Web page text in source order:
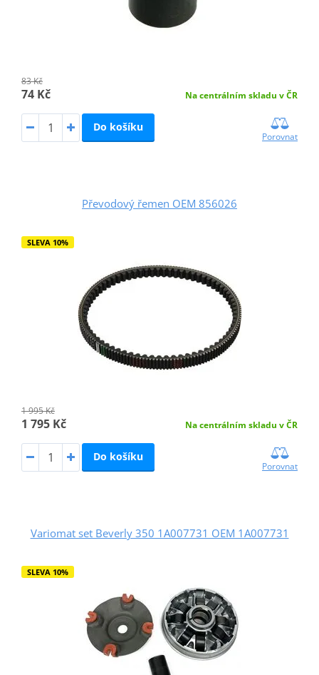
83 Kč
74 Kč Na centrálním skladu v ČR
Do košíku
Porovnat
Převodový řemen OEM 856026
SLEVA 10%
1 995 Kč
1 795 Kč Na centrálním skladu v ČR
Do košíku
Porovnat
Variomat set Beverly 350 1A007731 OEM 1A007731
SLEVA 10%